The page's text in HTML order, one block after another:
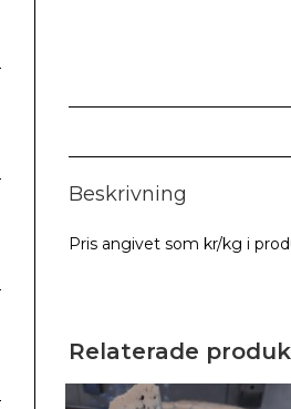
Beskrivning
Pris angivet som kr/kg i
Relaterade